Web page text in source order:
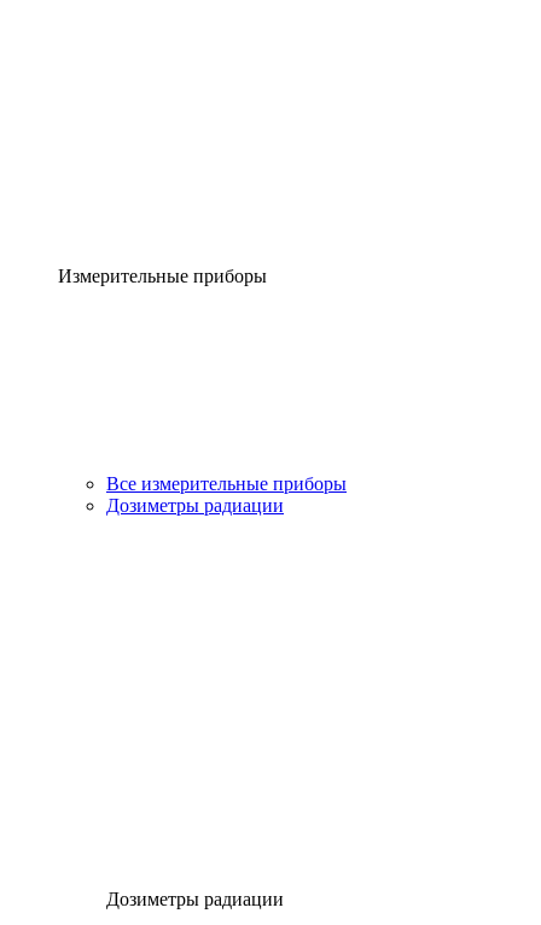
Измерительные приборы
Все измерительные приборы
Дозиметры радиации
Дозиметры радиации